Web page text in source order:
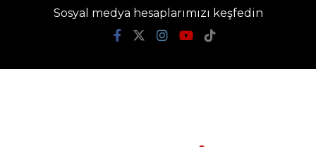
Sosyal medya hesaplarımızı keşfedin